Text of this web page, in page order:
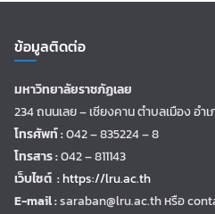
ข้อมูลติดต่อ
มหาวิทยาลัยราชภัฏเลย
234 ถนนเลย – เชียงคาน ตำบลเมือง อำ
โทรศัพท์ :042 – 835224 – 8
โทรสาร :042 – 811143
เว็บไซต์ :https://lru.ac.th
E-mail :saraban@lru.ac.thหรือ